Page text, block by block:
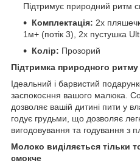
Підтримує природний ритм
Комплектація: 2х
1м+ (потік 3), 2х пустушка
Колір: Прозорий
Підтримка природного
Ідеальний і барвистий
заспокоєння вашого малюка.
дозволяє вашій дитині пити у
годує грудьми, що дозволяє
вигодовування та годування з
Молоко виділяється тільки
смокче